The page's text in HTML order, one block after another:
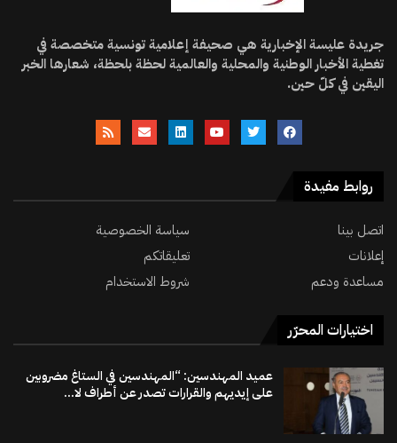
جريدة عليسة الإخبارية هي صحيفة إعلامية تونسية متخصصة في
تغطية الأخبار الوطنية والمحلية والعالمية لحظة بلحظة، شعارها الخبر
اليقين في كلّ حين.
روابط مفيدة
اتصل بينا
سياسة الخصوصية
إعلانات
تعليقاتكم
مساعدة ودعم
شروط الاستخدام
اختيارات المحرّر
عميد المهندسين: “المهندسين في الستاغ مضروبين
على إيديهم والقرارات تصدر عن أطراف لا...